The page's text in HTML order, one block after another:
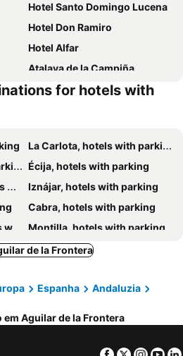
Hotel Santo Domingo Lucena
Hotel Don Ramiro
Hotel Alfar
Atalaya de la Campiña
for hotels with
La Carlota, hotels with parking
Écija, hotels with parking
Iznájar, hotels with parking
Cabra, hotels with parking
Montilla, hotels with parking
Montemayor, hotels with parking
Pedrera, hotels with parking
Rute, hotels with parking
de la Frontera
Espanha
Andaluzia
Aguilar de la Frontera